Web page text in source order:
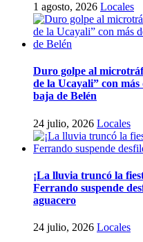
1 agosto, 2026 Locales
Duro golpe al
de la Ucayali” con más
baja de Belén
24 julio, 2026 Locales
¡La lluvia truncó la
Ferrando suspende
aguacero
24 julio, 2026 Locales